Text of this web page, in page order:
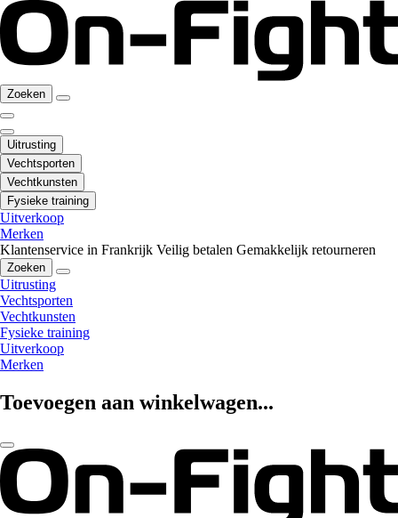
Zoeken
Uitrusting
Vechtsporten
Vechtkunsten
Fysieke training
Uitverkoop
Merken
Klantenservice in Frankrijk Veilig betalen Gemakkelijk retourneren
Zoeken
Uitrusting
Vechtsporten
Vechtkunsten
Fysieke training
Uitverkoop
Merken
Toevoegen aan winkelwagen...